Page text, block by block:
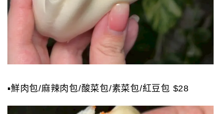
▪️鮮肉包/麻辣肉包/酸菜包/素菜包/紅豆包 $28